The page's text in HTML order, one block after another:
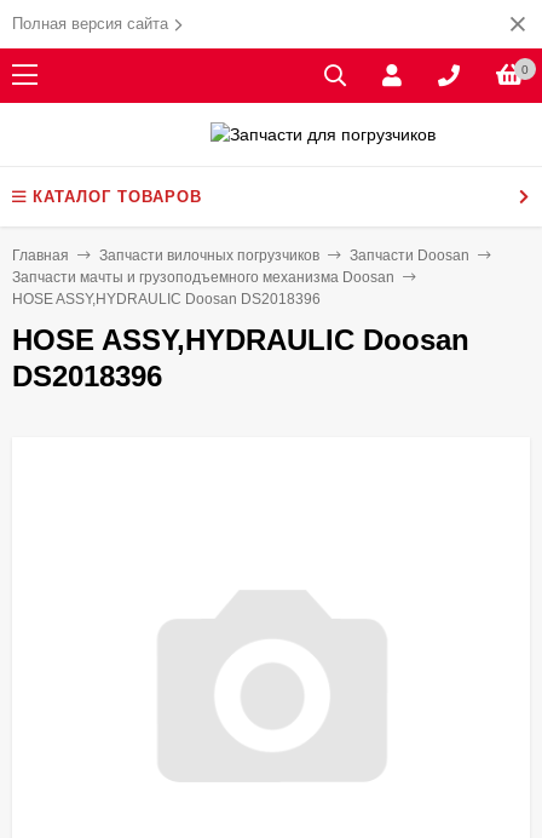
Полная версия сайта
0
КАТАЛОГ ТОВАРОВ
Главная Запчасти вилочных погрузчиков
Запчасти Doosan
Запчасти мачты и грузоподъемного механизма Doosan
HOSE ASSY,HYDRAULIC Doosan DS2018396
HOSE ASSY,HYDRAULIC Doosan
DS2018396